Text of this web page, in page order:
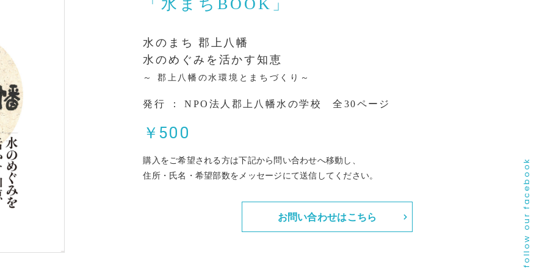
follow our facebook
「水まちBOOK」
水のまち 郡上八幡
水のめぐみを活かす知恵
～ 郡上八幡の水環境とまちづくり～
発行 ： NPO法人郡上八幡水の学校 全30ページ
￥ 500
購入をご希望される方は下記から問い合わせへ移動し、
住所・氏名・希望部数をメッセージにて送信してください。
お問い合わせはこちら